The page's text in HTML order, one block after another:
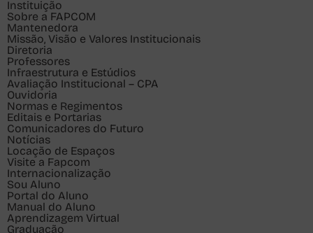
Instituição
Sobre a FAPCOM
Mantenedora
Missão, Visão e Valores Institucionais
Diretoria
Professores
Infraestrutura e Estúdios
Avaliação Institucional – CPA
Ouvidoria
Normas e Regimentos
Editais e Portarias
Comunicadores do Futuro
Notícias
Locação de Espaços
Visite a Fapcom
Internacionalização
Sou Aluno
Portal do Aluno
Manual do Aluno
Aprendizagem Virtual
Graduação